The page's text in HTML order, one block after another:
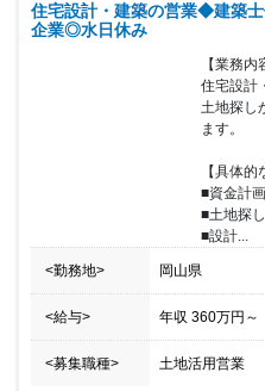
いただきます。 インセンティブ
て支給され、上限はありません
住宅設計・建築の営業◆建築
企業◎水日休み
【業務内
住宅設計
土地探し
ます。
【具体的
■資金計画
■土地探し
■設計...
<勤務地> 岡山県
<給与> 年収 360万円 ～
<募集職種> 土地活用営業